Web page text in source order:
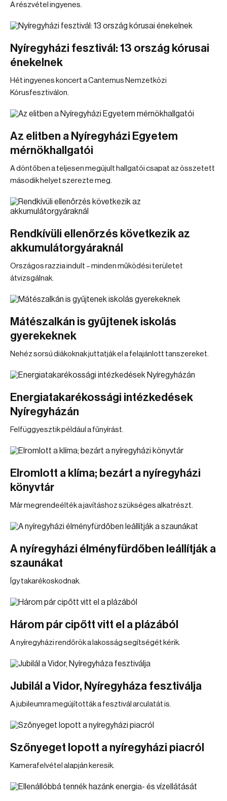
A részvétel ingyenes.
Nyíregyházi fesztivál: 13 ország kórusai
énekelnek
Hét ingyenes koncert a Cantemus Nemzetközi
Kórusfesztiválon.
Az elitben a Nyíregyházi Egyetem
mérnökhallgatói
A döntőben a teljesen megújult hallgatói csapat az összetett
második helyet szerezte meg.
Rendkívüli ellenőrzés következik az
akkumulátorgyáraknál
Országos razzia indult – minden működési területet
átvizsgálnak.
Mátészalkán is gyűjtenek iskolás
gyerekeknek
Nehéz sorsú diákoknak juttatják el a felajánlott tanszereket.
Energiatakarékossági intézkedések
Nyíregyházán
Felfüggyesztik például a fűnyírást.
Elromlott a klíma; bezárt a nyíregyházi
könyvtár
Már megrendeélték a javításhoz szükséges alkatrészt.
A nyíregyházi élményfürdőben leállítják a
szaunákat
Így takarékoskodnak.
Három pár cipőtt vitt el a plázából
A nyíregyházi rendőrök a lakosság segítségét kérik.
Jubilál a Vidor, Nyíregyháza fesztiválja
A jubileumra megújították a fesztivál arculatát is.
Szőnyeget lopott a nyíregyházi piacról
Kamerafelvétel alapján keresik.